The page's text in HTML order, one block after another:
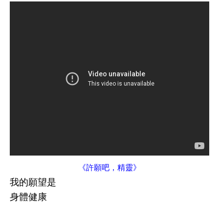
《許願吧，精靈》
我的願望是
身體健康